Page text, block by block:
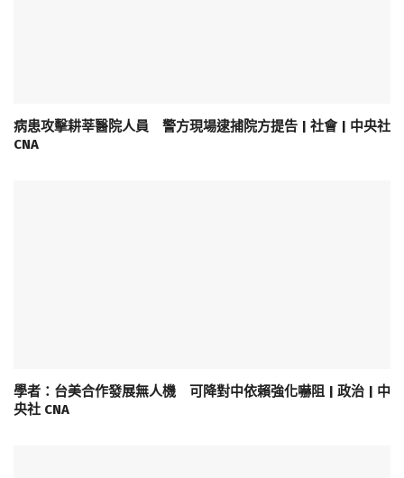
病患攻擊耕莘醫院人員 警方現場逮捕院方提告 | 社會 | 中央社
CNA
學者：台美合作發展無人機 可降對中依賴強化嚇阻 | 政治 | 中
央社 CNA